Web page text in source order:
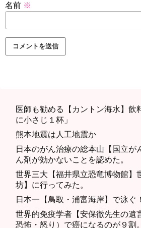
名前 ※
医師も勧める【カントン海水】飲
に小さじ１杯」
熊本地震は人工地震か
日本のがん治療の総本山【国立が
ん剤が効かないことを認めた。
世界三大【福井県立恐竜博物館】
坊】に行ってみた。
日本一【鳥取・浦富海岸】で泳ぐ！
世界的免疫学者【安保徹先生の遺
恐怖・怒り）で癌になるのが９割